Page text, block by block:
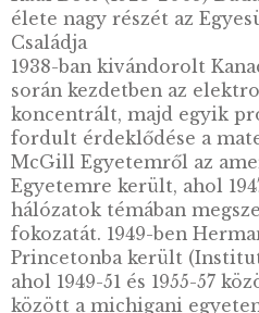
2022. évi Lax Péter ezüst
emlékérme PP
14.000 Ft
VÁSÁRLÁS
KOSÁRBA
TESZEM